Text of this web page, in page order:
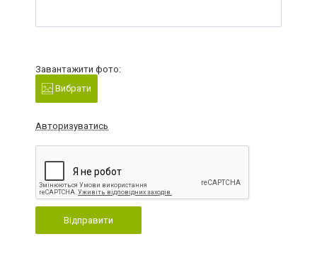
Завантажити фото:
Вибрати
Авторизуватись
Відправити